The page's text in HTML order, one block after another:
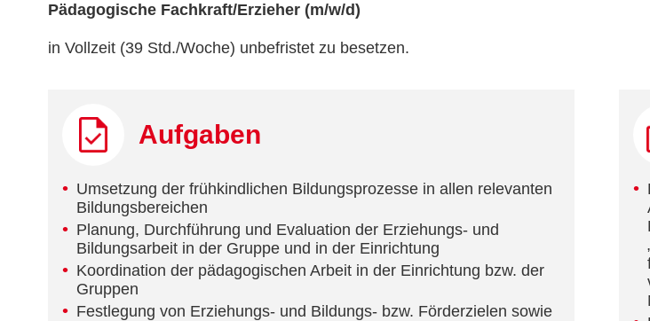
Pädagogische Fachkraft/Erzieher (m/w/d)
in Vollzeit (39 Std./Woche) unbefristet zu besetzen.
Aufgaben
Umsetzung der frühkindlichen Bildungsprozesse in allen relevanten
Bildungsbereichen
Planung, Durchführung und Evaluation der Erziehungs- und
Bildungsarbeit in der Gruppe und in der Einrichtung
Koordination der pädagogischen Arbeit in der Einrichtung bzw. der
Gruppen
Festlegung von Erziehungs- und Bildungs- bzw. Förderzielen sowie